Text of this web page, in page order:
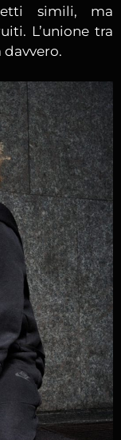
simili, ma
L’unione tra